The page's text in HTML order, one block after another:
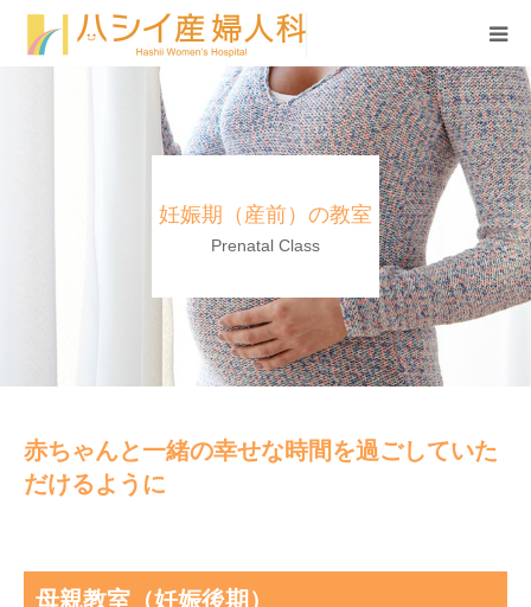
妊娠期（産前）の教室
Prenatal Class
赤ちゃんと一緒の幸せな時間を過ごしていた
だけるように
母親教室（妊娠後期）
診療時間・アクセス
各種教室